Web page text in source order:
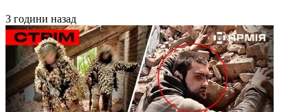
3 години назад